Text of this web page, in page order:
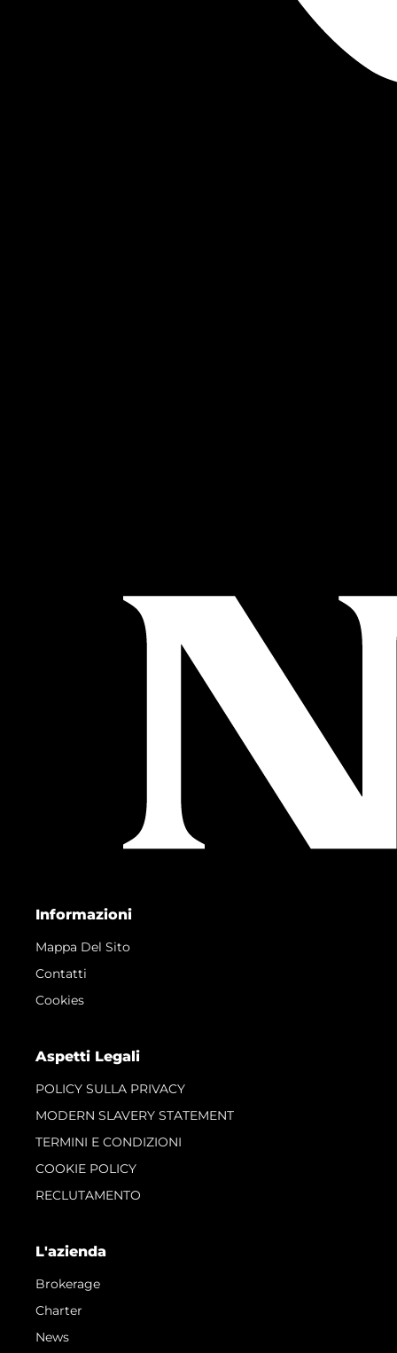
Informazioni
Mappa Del Sito
Contatti
Cookies
Aspetti Legali
POLICY SULLA PRIVACY
MODERN SLAVERY STATEMENT
TERMINI E CONDIZIONI
COOKIE POLICY
RECLUTAMENTO
L'azienda
Brokerage
Charter
News